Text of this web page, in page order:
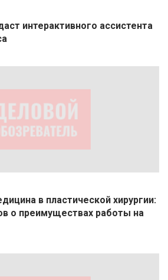
интерактивного ассистента
в пластической хирургии:
о преимуществах работы на